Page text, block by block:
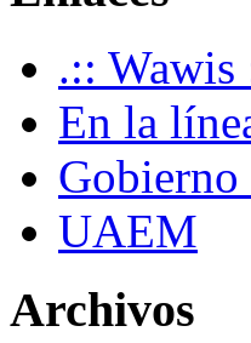
.:: Wawis
En la
UAEM
Archivos